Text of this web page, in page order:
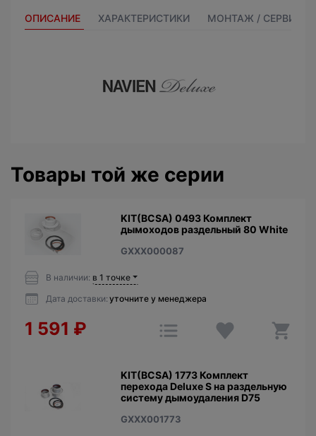
ОПИСАНИЕ ХАРАКТЕРИСТИКИ МОНТАЖ / СЕРВИС
Товары той же серии
KIT(BCSA) 0493 Комплект
дымоходов раздельный 80 White
GXXX000087
В наличии: в 1 точке
Дата доставки: уточните у менеджера
1 591 ₽
KIT(BCSA) 1773 Комплект
перехода Deluxe S на раздельную
систему дымоудаления D75
GXXX001773